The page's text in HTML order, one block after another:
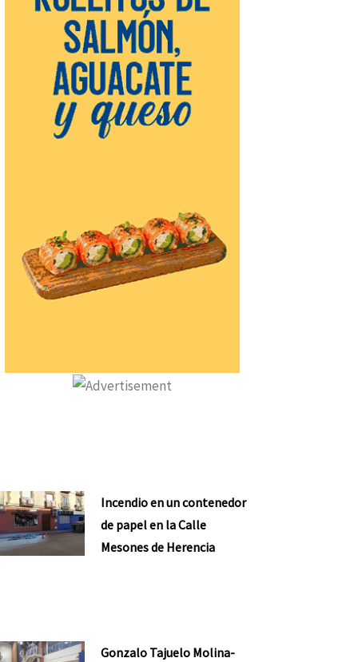
Incendio en un contenedor
de papel en la Calle
Mesones de Herencia
Gonzalo Tajuelo Molina-